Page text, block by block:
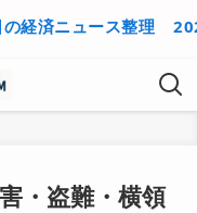
ース整理 2026年8月
・盗難・横領